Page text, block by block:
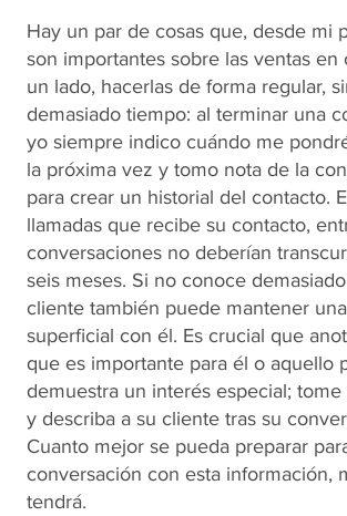
Hay un par de cosas que, desde mi
son importantes sobre las ventas en
un lado, hacerlas de forma regular,
demasiado tiempo: al terminar una
yo siempre indico cuándo me
la próxima vez y tomo nota de la
para crear un historial del contacto.
llamadas que recibe su contacto,
conversaciones no deberían
seis meses. Si no conoce
cliente también puede mantener
superficial con él. Es crucial que
que es importante para él o aquello
demuestra un interés especial;
y describa a su cliente tras su
Cuanto mejor se pueda preparar
conversación con esta información,
tendrá.